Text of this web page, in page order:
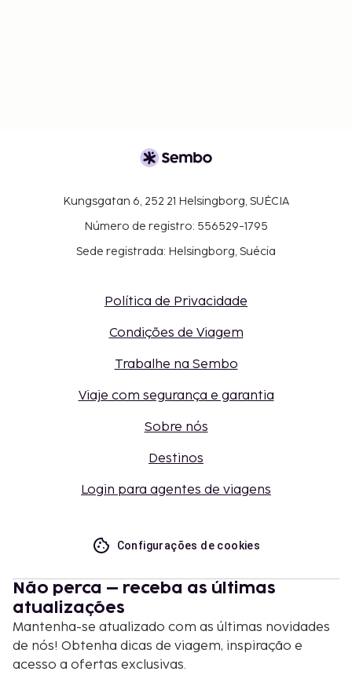
Kungsgatan 6, 252 21 Helsingborg, SUÉCIA
Número de registro: 556529-1795
Sede registrada: Helsingborg, Suécia
Política de Privacidade
Condições de Viagem
Trabalhe na Sembo
Viaje com segurança e garantia
Sobre nós
Destinos
Login para agentes de viagens
Configurações de cookies
Não perca – receba as últimas
atualizações
Mantenha-se atualizado com as últimas novidades
de nós! Obtenha dicas de viagem, inspiração e
acesso a ofertas exclusivas.